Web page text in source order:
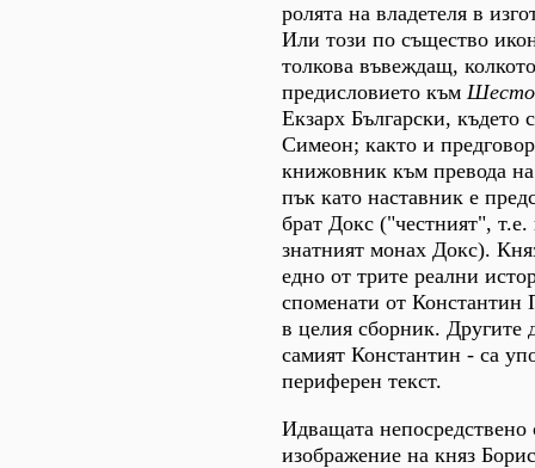
ролята на владетеля в
Или този по същество
толкова въвеждащ,
предисловието към
Екзарх Български, където
Симеон; както и
книжовник към превода
пък като наставник е
брат Докс ("честният", т.е.
знатният монах Докс).
едно от трите реални
споменати от Константин
в целия сборник. Другите
самият Константин - са
периферен текст.
Идващата непосредствено
изображение на княз